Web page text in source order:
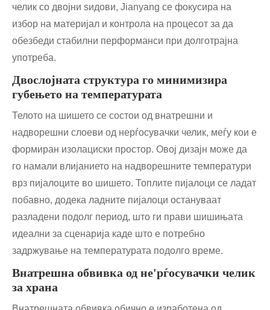
челик со двојни ѕидови, Jianyang се фокусира на
избор на материјал и контрола на процесот за да
обезбеди стабилни перформанси при долготрајна
употреба.
Двослојната структура го минимизира
губењето на температурата
Телото на шишето се состои од внатрешни и
надворешни слоеви од нерѓосувачки челик, меѓу кои е
формиран изолациски простор. Овој дизајн може да
го намали влијанието на надворешните температури
врз пијалоците во шишето. Топлите пијалоци се ладат
побавно, додека ладните пијалоци остануваат
разладени подолг период, што ги прави шишињата
идеални за сценарија каде што е потребно
задржување на температурата подолго време.
Внатрешна обвивка од не'рѓосувачки челик
за храна